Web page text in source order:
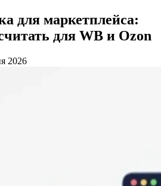
для маркетплейса:
для WB и Ozon
2026